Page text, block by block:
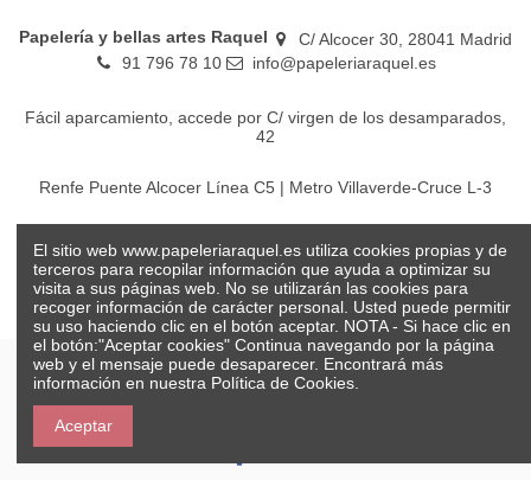
Papelería y bellas artes Raquel
C/ Alcocer 30, 28041 Madrid
91 796 78 10
info@papeleriaraquel.es
Fácil aparcamiento, accede por C/ virgen de los desamparados,
42
Renfe Puente Alcocer Línea C5 | Metro Villaverde-Cruce L-3
El sitio web www.papeleriaraquel.es utiliza cookies propias y de
terceros para recopilar información que ayuda a optimizar su
visita a sus páginas web. No se utilizarán las cookies para
recoger información de carácter personal. Usted puede permitir
su uso haciendo clic en el botón aceptar. NOTA - Si hace clic en
el botón:"Aceptar cookies" Continua navegando por la página
web y el mensaje puede desaparecer. Encontrará más
información en nuestra Política de Cookies.
Aceptar